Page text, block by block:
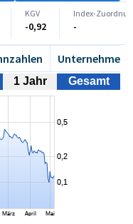
KGV
-0,92
Index-
-
Unternehmen
1 Jahr Gesamt